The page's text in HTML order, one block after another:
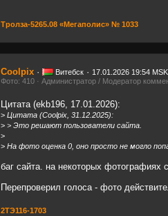
Тролза-5265.08 «Мегаполис» № 1033
Coolpix · Витебск · 17.01.2026 19:54 MSK
Фото: 410 · Администратор / Модератор
Цитата (ekb196, 17.01.2026):
> Цитата (Coolpix, 31.12.2025):
> > Это решают пользователи сайта.
>
> На фото оценка 0, оно просто не могло
баг сайта. на некоторых фотографиях
Перепроверил голоса - фото
2ТЭ116-1703